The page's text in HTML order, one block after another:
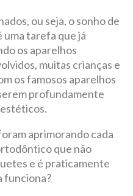
ou seja, o sonho de
tarefa que já
os aparelhos
muitas crianças e
os famosos aparelhos
profundamente
aprimorando cada
que não
e é praticamente
funciona?